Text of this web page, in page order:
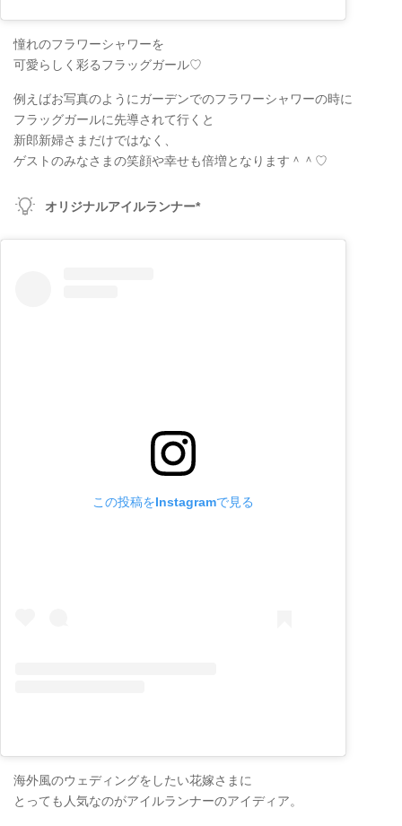
憧れのフラワーシャワーを
可愛らしく彩るフラッグガール♡
例えばお写真のようにガーデンでのフラワーシャワーの時に
フラッグガールに先導されて行くと
新郎新婦さまだけではなく、
ゲストのみなさまの笑顔や幸せも倍増となります＾＾♡
オリジナルアイルランナー*
この投稿をInstagramで見る
海外風のウェディングをしたい花嫁さまに
とっても人気なのがアイルランナーのアイディア。